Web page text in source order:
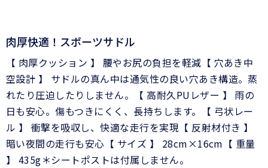
肉厚快適！スポーツサドル
【 肉厚クッション 】 腰やお尻の負担を軽減【 穴あき中
空設計 】 サドルの真ん中は通気性の良い穴あき構造。蒸
れたり圧迫したりしません。【 高耐久PUレザー 】 雨の
日も安心。傷もつきにくく、長持ちします。【 弓状レー
ル 】 衝撃を吸収し、快適な走行を実現【 反射材付き 】
暗い夜間の走行も安心【 サイズ 】 28cm×16cm【 重量
】 435g＊シートポストは付属しません。